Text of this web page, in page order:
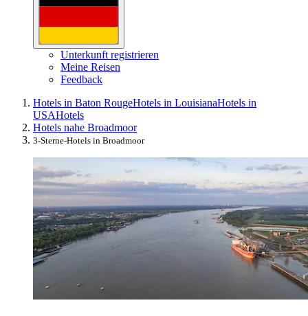
Unterkunft registrieren
Meine Reisen
Feedback
Hotels in Baton RougeHotels in LouisianaHotels in
USAHotels
Hotels nahe Broadmoor
3-Sterne-Hotels in Broadmoor